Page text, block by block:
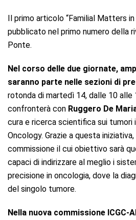
Il primo articolo “Familial Matters
pubblicato nel primo numero della
Ponte.
Nel corso delle due giornate,
saranno parte nelle sezioni di
rotonda di martedì 14, dalle 10 alle
confronterà con Ruggero De
cura e ricerca scientifica sui tumori
Oncology. Grazie a questa
commissione il cui obiettivo sarà
capaci di indirizzare al meglio i
precisione in oncologia, dove la
del singolo tumore.
Nella nuova commissione ICGC-